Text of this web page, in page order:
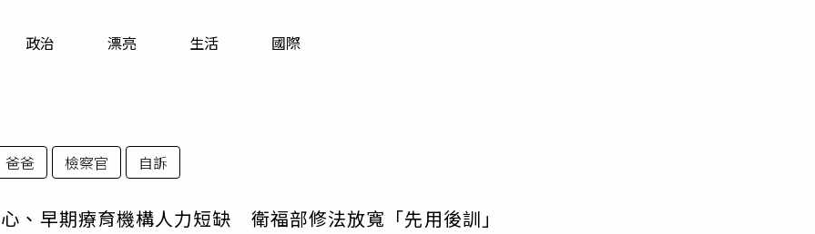
運勢
政治 漂亮 生活 國際
爸爸 檢察官 自訴
、早期療育機構人力短缺 衛福部修法放寬「先用後訓」